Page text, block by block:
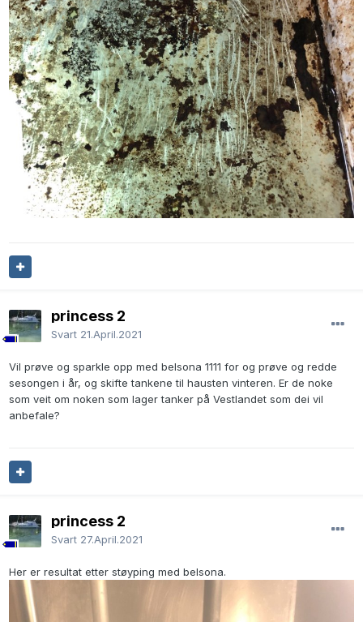
princess 2
Svart 21.April.2021
Vil prøve og sparkle opp med belsona 1111 for og prøve og redde
sesongen i år, og skifte tankene til hausten vinteren. Er de noke
som veit om noken som lager tanker på Vestlandet som dei vil
anbefale?
princess 2
Svart 27.April.2021
Her er resultat etter støyping med belsona.